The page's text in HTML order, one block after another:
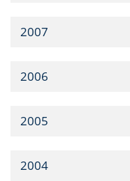
2007
2006
2005
2004